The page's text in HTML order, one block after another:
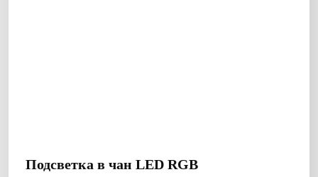
Подсветка в чан LED RGB